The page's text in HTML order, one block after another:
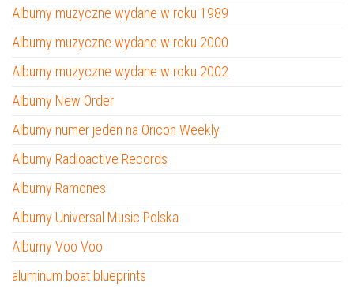
Albumy muzyczne wydane w roku 1989
Albumy muzyczne wydane w roku 2000
Albumy muzyczne wydane w roku 2002
Albumy New Order
Albumy numer jeden na Oricon Weekly
Albumy Radioactive Records
Albumy Ramones
Albumy Universal Music Polska
Albumy Voo Voo
aluminum boat blueprints